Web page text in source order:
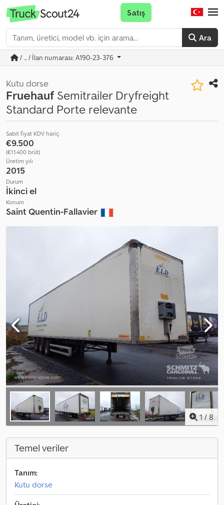
Ara
Satış
/ ... / İlan numarası: A190-23-376
Kutu dorse
Fruehauf Semitrailer Dryfreight
Standard Porte relevante
Sabit fiyat KDV hariç
€9.500
(€11.400 brüt)
Üretim yılı
2015
Durum
İkinci el
Konum
Saint Quentin-Fallavier
1 / 8
Temel veriler
Tanım:
Kutu dorse